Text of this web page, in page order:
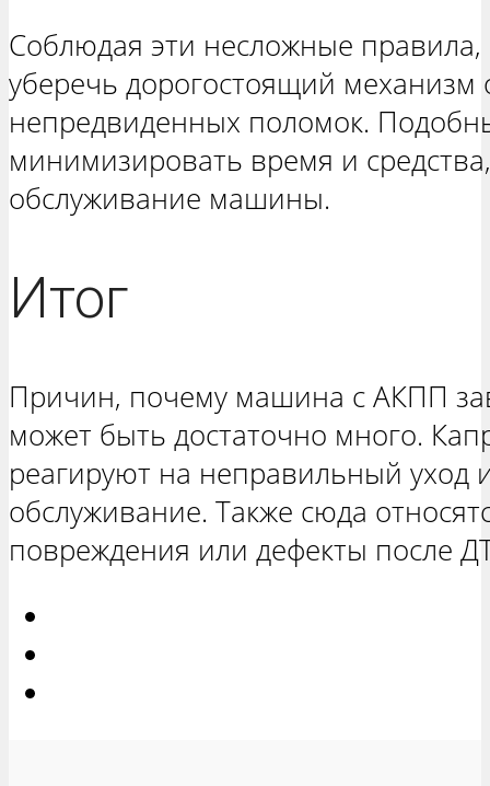
Соблюдая эти несложные
уберечь дорогостоящий механизм
непредвиденных поломок.
минимизировать время и
обслуживание машины.
Итог
Причин, почему машина с АКПП
может быть достаточно много.
реагируют на неправильный уход
обслуживание. Также сюда
повреждения или дефекты после